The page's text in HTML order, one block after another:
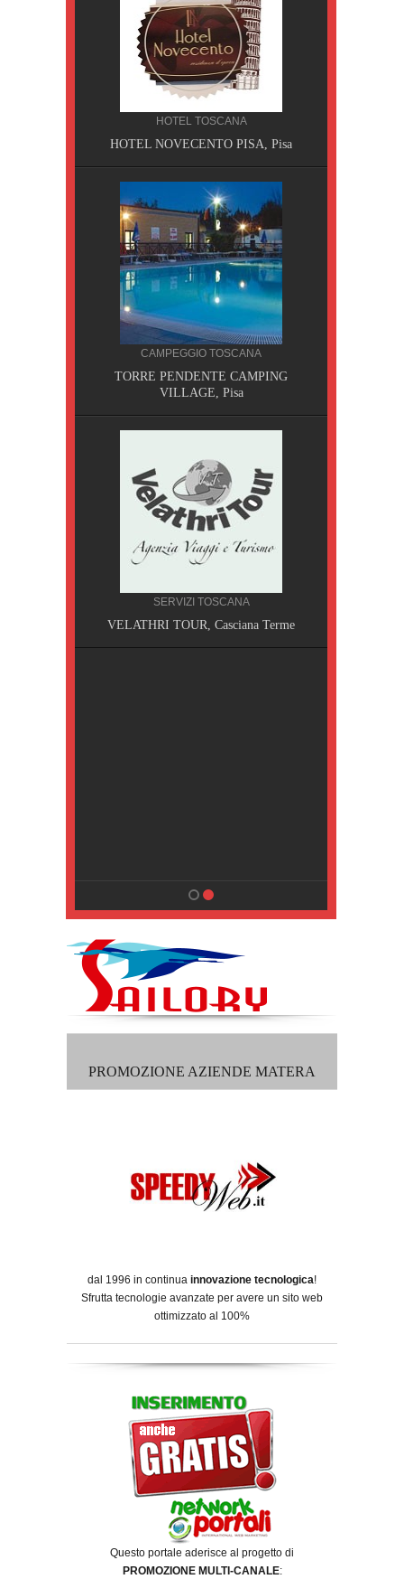
HOTEL TOSCANA
HOTEL NOVECENTO PISA, Pisa
CAMPEGGIO TOSCANA
TORRE PENDENTE CAMPING
VILLAGE, Pisa
SERVIZI TOSCANA
VELATHRI TOUR, Casciana Terme
PROMOZIONE AZIENDE MATERA
dal 1996 in continua innovazione tecnologica!
Sfrutta tecnologie avanzate per avere un sito web
ottimizzato al 100%
Questo portale aderisce al progetto di
PROMOZIONE MULTI-CANALE: